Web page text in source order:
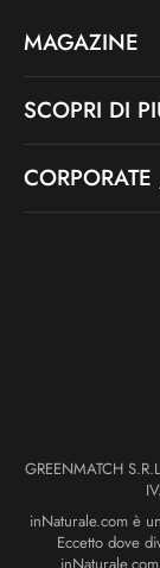
MAGAZINE
SCOPRI DI
GREENMATCH
inNaturale.com è
Eccetto dove